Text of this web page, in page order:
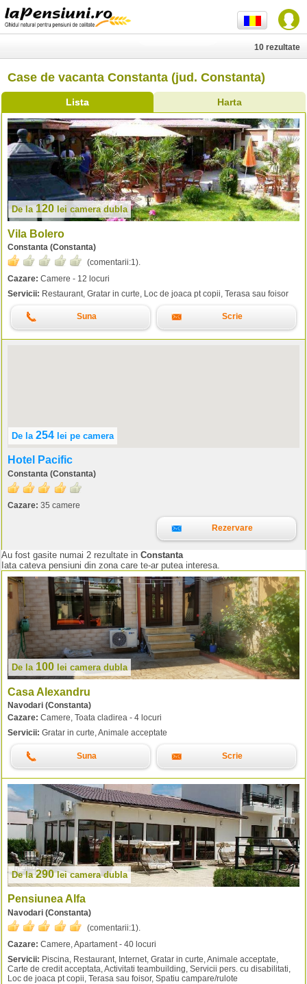
Case de vacanta Constanta (jud. Constanta)
Lista Harta
10 rezultate
De la 120 lei camera dubla
Vila Bolero
Constanta (Constanta)
(comentarii:1).
Cazare: Camere - 12 locuri
Servicii: Restaurant, Gratar in curte, Loc de joaca pt copii, Terasa sau foisor
Suna Scrie
De la 254 lei pe camera
Hotel Pacific
Constanta (Constanta)
Cazare: 35 camere
Rezervare
Au fost gasite numai 2 rezultate in Constanta
Iata cateva pensiuni din zona care te-ar putea interesa.
De la 100 lei camera dubla
Casa Alexandru
Navodari (Constanta)
Cazare: Camere, Toata cladirea - 4 locuri
Servicii: Gratar in curte, Animale acceptate
Suna Scrie
De la290leicamera dubla
Pensiunea Alfa
Navodari (Constanta)
(comentarii:1).
Cazare: Camere, Apartament - 40 locuri
Servicii: Piscina, Restaurant, Internet, Gratar in curte, Animale acceptate,
Carte de credit acceptata, Activitati teambuilding, Servicii pers. cu disabilitati,
Loc de joaca pt copii, Terasa sau foisor, Spatiu campare/rulote